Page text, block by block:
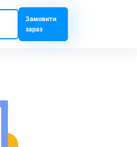
Замовити
зараз